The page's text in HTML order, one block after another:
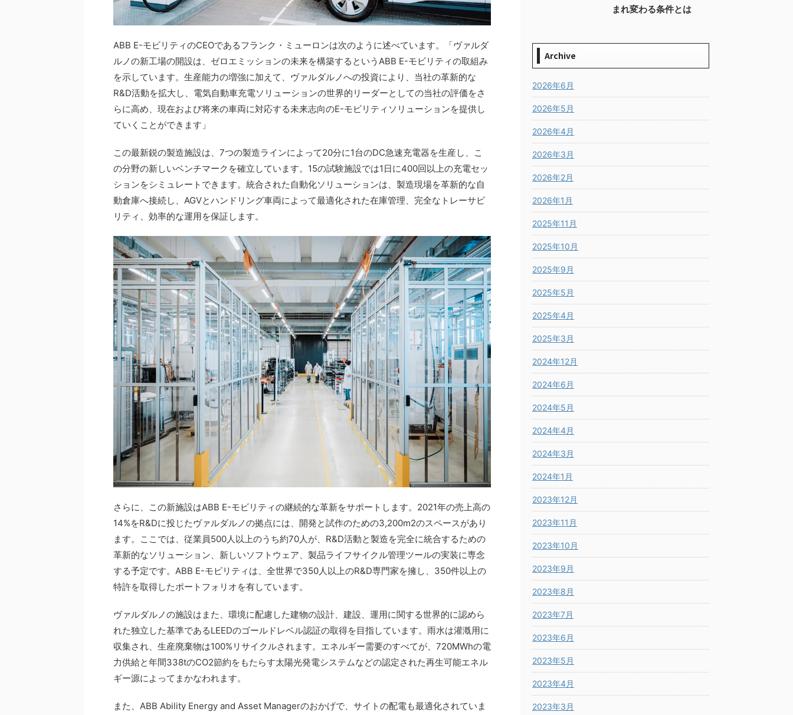
ABB E-モビリティのCEOであるフランク・ミューロンは次のように述べています。「ヴァルダ
ルノの新工場の開設は、ゼロエミッションの未来を構築するというABB E-モビリティの取組み
を示しています。生産能力の増強に加えて、ヴァルダルノへの投資により、当社の革新的な
R&D活動を拡大し、電気自動車充電ソリューションの世界的リーダーとしての当社の評価をさ
らに高め、現在および将来の車両に対応する未来志向のE-モビリティソリューションを提供し
ていくことができます」
この最新鋭の製造施設は、7つの製造ラインによって20分に1台のDC急速充電器を生産し、こ
の分野の新しいベンチマークを確立しています。15の試験施設では1日に400回以上の充電セッ
ションをシミュレートできます。統合された自動化ソリューションは、製造現場を革新的な自
動倉庫へ接続し、AGVとハンドリング車両によって最適化された在庫管理、完全なトレーサビ
リティ、効率的な運用を保証します。
さらに、この新施設はABB E-モビリティの継続的な革新をサポートします。2021年の売上高の
14%をR&Dに投じたヴァルダルノの拠点には、開発と試作のための3,200m2のスペースがあり
ます。ここでは、従業員500人以上のうち約70人が、R&D活動と製造を完全に統合するための
革新的なソリューション、新しいソフトウェア、製品ライフサイクル管理ツールの実装に専念
する予定です。ABB E-モビリティは、全世界で350人以上のR&D専門家を擁し、350件以上の
特許を取得したポートフォリオを有しています。
ヴァルダルノの施設はまた、環境に配慮した建物の設計、建設、運用に関する世界的に認めら
れた独立した基準であるLEEDのゴールドレベル認証の取得を目指しています。雨水は灌漑用に
収集され、生産廃棄物は100%リサイクルされます。エネルギー需要のすべてが、720MWhの電
力供給と年間338tのCO2節約をもたらす太陽光発電システムなどの認定された再生可能エネル
ギー源によってまかなわれます。
また、ABB Ability Energy and Asset Managerのおかげで、サイトの配電も最適化されていま
まれ変わる条件とは
Archive
2026年6月
2026年5月
2026年4月
2026年3月
2026年2月
2026年1月
2025年11月
2025年10月
2025年9月
2025年5月
2025年4月
2025年3月
2024年12月
2024年6月
2024年5月
2024年4月
2024年3月
2024年1月
2023年12月
2023年11月
2023年10月
2023年9月
2023年8月
2023年7月
2023年6月
2023年5月
2023年4月
2023年3月